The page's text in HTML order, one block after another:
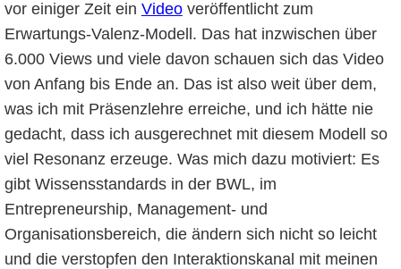
vor einiger Zeit ein Videoveröffentlicht zum
Erwartungs-Valenz-Modell. Das hat inzwischen über
6.000 Views und viele davon schauen sich das Video
von Anfang bis Ende an. Das ist also weit über dem,
was ich mit Präsenzlehre erreiche, und ich hätte nie
gedacht, dass ich ausgerechnet mit diesem Modell so
viel Resonanz erzeuge. Was mich dazu motiviert: Es
gibt Wissensstandards in der BWL, im
Entrepreneurship, Management- und
Organisationsbereich, die ändern sich nicht so leicht
und die verstopfen den Interaktionskanal mit meinen